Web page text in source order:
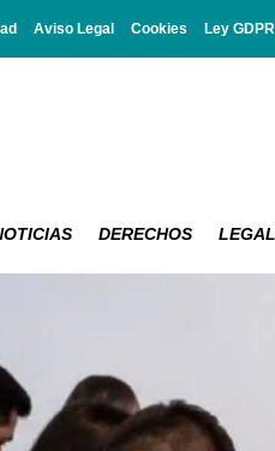
Aviso Legal Cookies Ley
DERECHOS